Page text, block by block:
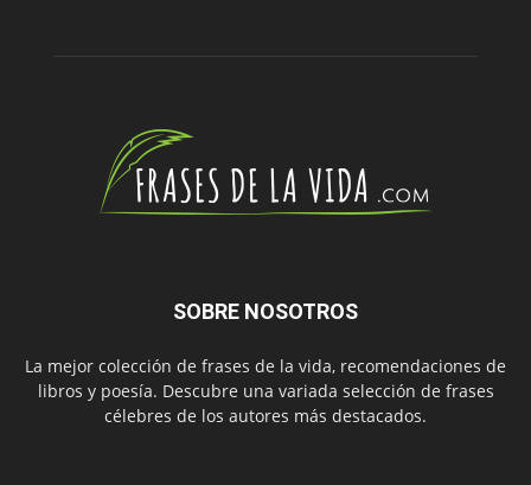
SOBRE NOSOTROS
La mejor colección de frases de la vida, recomendaciones de
libros y poesía. Descubre una variada selección de frases
célebres de los autores más destacados.